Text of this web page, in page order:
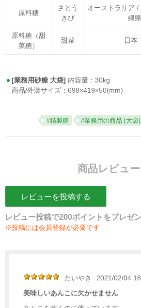
原料糖
さとう
きび
オーストラリア /
縄
原料糖（甜
菜糖）
甜菜 日本
[業務用砂糖 大袋] 内容量：30kg
商品/外装サイズ：698×419×50(mm)
#精製糖 #業務用の商品 [大袋]
商品レビュー
レビューを投稿する
レビュー投稿で200ポイントをプレゼ
※投稿には会員登録が必要です
たいやき
2021/02/04
美味しいあんこに欠かせません